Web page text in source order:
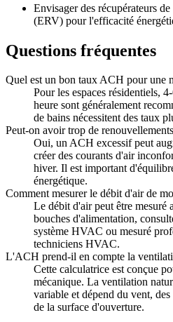
Envisager des récupérateurs
(ERV) pour l'efficacité
Questions fréquentes
Quel est un bon taux ACH pour une
Pour les espaces résidentiels,
heure sont généralement
de bains nécessitent des taux
Peut-on avoir trop de
Oui, un ACH excessif peut
créer des courants d'air
hiver. Il est important
énergétique.
Comment mesurer le débit d'air de
Le débit d'air peut être mesuré
bouches d'alimentation,
système HVAC ou mesuré
techniciens HVAC.
L'ACH prend-il en compte la
Cette calculatrice est conçue
mécanique. La ventilation
variable et dépend du vent,
de la surface d'ouverture.